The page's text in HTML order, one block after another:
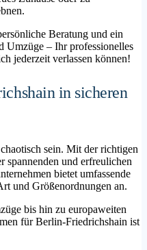
Beratung und ein
Umzüge – Ihr professionelles
jederzeit verlassen können!
in sicheren
sein. Mit der richtigen
spannenden und erfreulichen
bietet umfassende
und Größenordnungen an.
bis hin zu europaweiten
für Berlin-Friedrichshain ist